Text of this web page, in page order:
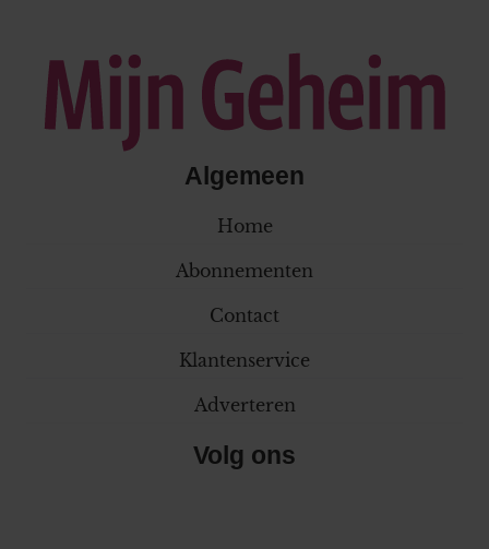
Algemeen
Home
Abonnementen
Contact
Klantenservice
Adverteren
Volg ons